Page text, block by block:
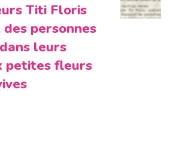
Titi Floris
personnes
leurs
petites fleurs